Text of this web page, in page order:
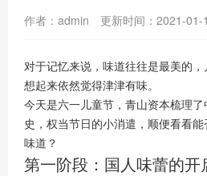
作者：admin 更新时间：2021-01-
对于记忆来说，味道往往是最美的
想起来依然觉得津津有味。
今天是六一儿童节，青山资本梳理
史，权当节日的小消遣，顺便看看
味道？
第一阶段：国人味蕾的开